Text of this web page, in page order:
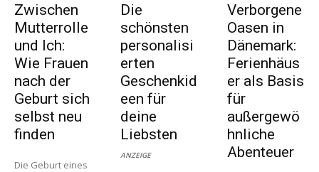
Zwischen
Mutterrolle
und Ich:
Wie Frauen
nach der
Geburt sich
selbst neu
finden
Die Geburt eines
Die
schönsten
personalisi
erten
Geschenkid
een für
deine
Liebsten
ANZEIGE
Verborgene
Oasen in
Dänemark:
Ferienhäus
er als Basis
für
außergewö
hnliche
Abenteuer